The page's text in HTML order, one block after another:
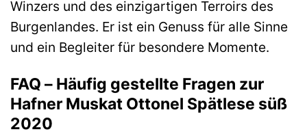
Winzers und des einzigartigen Terroirs des
Burgenlandes. Er ist ein Genuss für alle Sinne
und ein Begleiter für besondere Momente.
FAQ – Häufig gestellte Fragen zur
Hafner Muskat Ottonel Spätlese süß
2020